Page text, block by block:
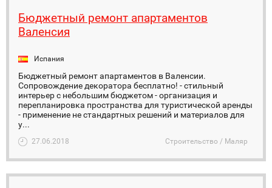
Бюджетный ремонт апартаментов
Валенсия
Испания
Бюджетный ремонт апартаментов в Валенсии.
Сопровождение декоратора бесплатно! - стильный
интерьер с небольшим бюджетом - организация и
перепланировка пространства для туристической аренды
- применение не стандартных решений и материалов для
у...
27.06.2018 Строительство / Маляр